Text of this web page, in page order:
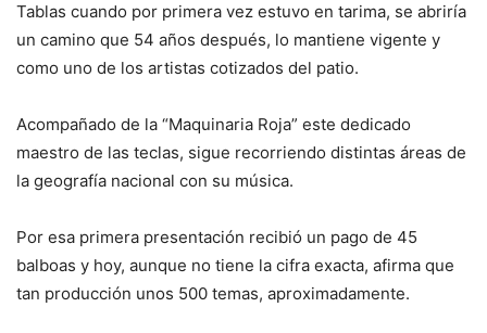
Tablas cuando por primera vez estuvo en tarima, se abriría
un camino que 54 años después, lo mantiene vigente y
como uno de los artistas cotizados del patio.
Acompañado de la “Maquinaria Roja” este dedicado
maestro de las teclas, sigue recorriendo distintas áreas de
la geografía nacional con su música.
Por esa primera presentación recibió un pago de 45
balboas y hoy, aunque no tiene la cifra exacta, afirma que
tan producción unos 500 temas, aproximadamente.